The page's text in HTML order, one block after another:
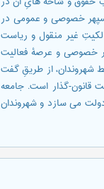
خصوصی و عمومی در
غیر منقول و ریاست
خصوصی و عرصۀ فعالیت
از طریقِ گفت
گذار است. جامعه
می سازد و شهروندان